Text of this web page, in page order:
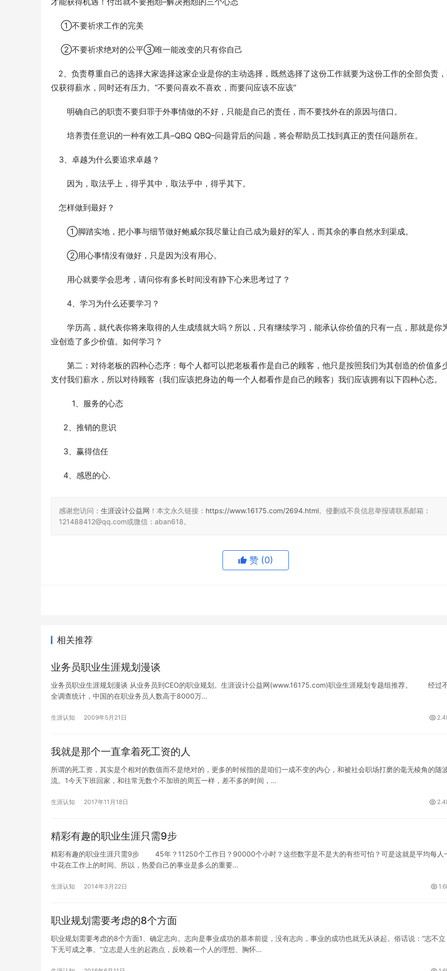
①不要祈求工作的完美
②不要祈求绝对的公平③唯一能改变的只有你自己
2、负责尊重自己的选择大家选择这家企业是你的主动选择，既然选择了这份工作就要为这份工作的全部负责
仅获得薪水，同时还有压力。“不要问喜欢不喜欢，而要问应该不应该”
明确自己的职责不要归罪于外事情做的不好，只能是自己的责任，而不要找外在的原因与借口。
培养责任意识的一种有效工具–QBQ QBQ–问题背后的问题，将会帮助员工找到真正的责任问题所在。
3、卓越为什么要追求卓越？
因为，取法乎上，得乎其中，取法乎中，得乎其下。
怎样做到最好？
①脚踏实地，把小事与细节做好鲍威尔我尽量让自己成为最好的军人，而其余的事自然水到渠成。
②用心事情没有做好，只是因为没有用心。
用心就要学会思考，请问你有多长时间没有静下心来思考过了？
4、学习为什么还要学习？
学历高，就代表你将来取得的人生成绩就大吗？所以，只有继续学习，能承认你价值的只有一点，那就是你
业创造了多少价值。如何学习？
第二：对待老板的四种心态序：每个人都可以把老板看作是自己的顾客，他只是按照我们为其创造的价值多
支付我们薪水，所以对待顾客（我们应该把身边的每一个人都看作是自己的顾客）我们应该拥有以下四种心态。
1、服务的心态
2、推销的意识
3、赢得信任
4、感恩的心.
感谢您访问： 生涯设计公益网 ！本文永久链接： https://www.16175.com/2694.html。侵删或不良信息举报请联系邮箱：
121488412@qq.com或微信：aban618。
赞 (0)
相关推荐
业务员职业生涯规划漫谈
业务员职业生涯规划漫谈 从业务员到CEO的职业规划。生涯设计公益网(www.16175.com)职业生涯规划专题组推荐。 经过
全调查统计，中国的在职业务员人数高于8000万…
生涯认知 2009年5月21日
我就是那个一直拿着死工资的人
所谓的死工资，其实是个相对的数值而不是绝对的，更多的时候指的是咱们一成不变的内心，和被社会职场打磨的毫无棱角的随
流。1今天下班回家，和往常无数个不加班的周五一样，差不多的时间，…
生涯认知 2017年11月18日
精彩有趣的职业生涯只需9步
精彩有趣的职业生涯只需9步 45年？11250个工作日？90000个小时？这些数字是不是大的有些可怕？可是这就是平均每人
中花在工作上的时间。所以，热爱自己的事业是多么的重要…
生涯认知 2014年3月22日
职业规划需要考虑的8个方面
职业规划需要考虑的8个方面1、确定志向。志向是事业成功的基本前提，没有志向，事业的成功也就无从谈起。俗话说：“志不
下无可成之事。”立志是人生的起跑点，反映着一个人的理想、胸怀…